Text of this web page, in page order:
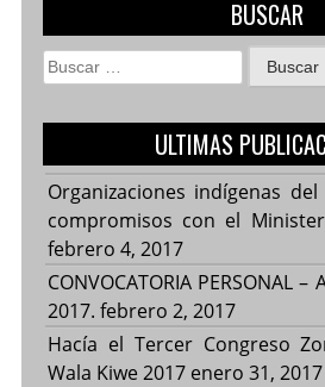
BUSCAR
Buscar:
ULTIMAS
Organizaciones indígenas
compromisos con el
febrero 4, 2017
CONVOCATORIA PERSONAL –
2017. febrero 2, 2017
Hacía el Tercer Congreso
Wala Kiwe 2017 enero 31, 2017